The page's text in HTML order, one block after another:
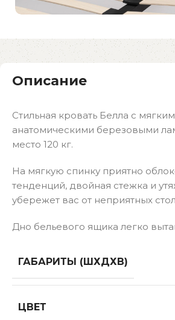
Описание
Стильная кровать Белла с
анатомическими березовыми
место 120 кг.
На мягкую спинку приятно
тенденций, двойная стежка и
убережет вас от неприятных
Дно бельевого ящика легко
ГАБАРИТЫ (ШХДХВ)
ЦВЕТ